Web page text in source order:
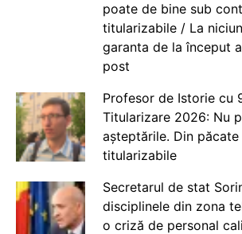
poate de bine sub
titularizabile / La
garanta de la început
post
Profesor de Istorie cu
Titularizare 2026: Nu
așteptările. Din
titularizabile
Secretarul de stat
disciplinele din zona
o criză de personal